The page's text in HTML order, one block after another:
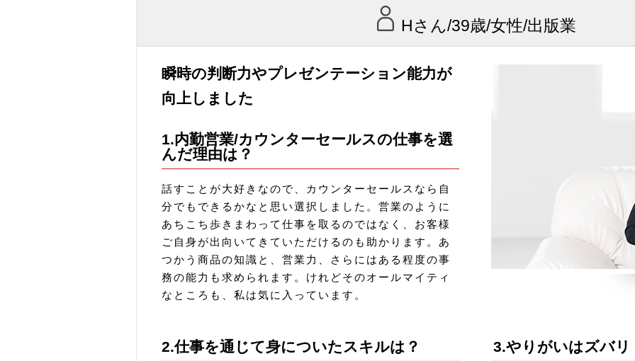
Hさん/39歳/女性/出版業
瞬時の判断力やプレゼンテーション能力が
向上しました
1.内勤営業/カウンターセールスの仕事を選
んだ理由は？
話すことが大好きなので、カウンターセールスなら自
分でもできるかなと思い選択しました。営業のように
あちこち歩きまわって仕事を取るのではなく、お客様
ご自身が出向いてきていただけるのも助かります。あ
つかう商品の知識と、営業力、さらにはある程度の事
務の能力も求められます。けれどそのオールマイティ
なところも、私は気に入っています。
2.仕事を通じて身についたスキルは？ 3.やりがいはズバリ